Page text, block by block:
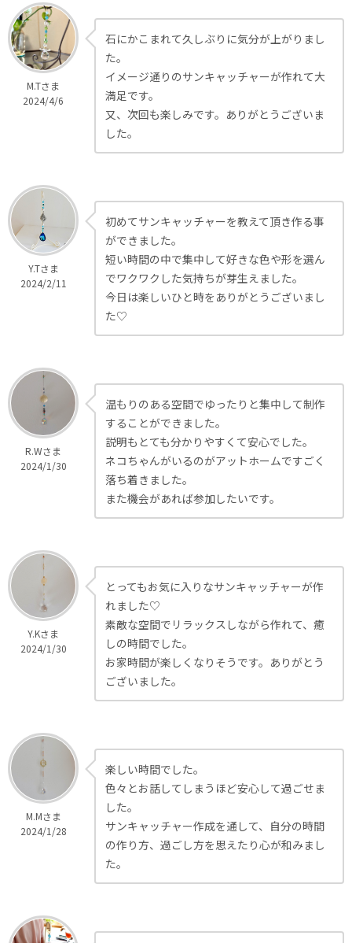
M.Tさま
2024/4/6
石にかこまれて久しぶりに気分が上がりまし
た。
イメージ通りのサンキャッチャーが作れて大
満足です。
又、次回も楽しみです。ありがとうございま
した。
Y.Tさま
2024/2/11
初めてサンキャッチャーを教えて頂き作る事
ができました。
短い時間の中で集中して好きな色や形を選ん
でワクワクした気持ちが芽生えました。
今日は楽しいひと時をありがとうございまし
た♡
R.Wさま
2024/1/30
温もりのある空間でゆったりと集中して制作
することができました。
説明もとても分かりやすくて安心でした。
ネコちゃんがいるのがアットホームですごく
落ち着きました。
また機会があれば参加したいです。
Y.Kさま
2024/1/30
とってもお気に入りなサンキャッチャーが作
れました♡
素敵な空間でリラックスしながら作れて、癒
しの時間でした。
お家時間が楽しくなりそうです。ありがとう
ございました。
M.Mさま
2024/1/28
楽しい時間でした。
色々とお話してしまうほど安心して過ごせま
した。
サンキャッチャー作成を通して、自分の時間
の作り方、過ごし方を思えたり心が和みまし
た。